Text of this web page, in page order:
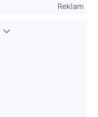
Reklam